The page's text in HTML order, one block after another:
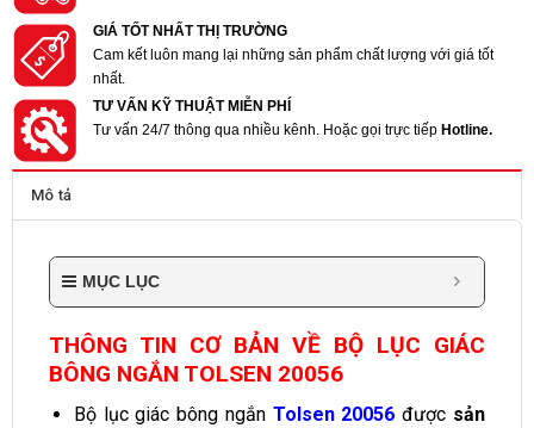
GIÁ TỐT NHẤT THỊ TRƯỜNG
Cam kết luôn mang lại những sản phẩm chất lượng với giá tốt
nhất.
TƯ VẤN KỸ THUẬT MIỄN PHÍ
Tư vấn 24/7 thông qua nhiều kênh. Hoặc gọi trực tiếp Hotline.
Mô tả
MỤC LỤC
THÔNG TIN CƠ BẢN VỀ BỘ LỤC GIÁC
BÔNG NGẮN TOLSEN 20056
Bộ lục giác bông ngắn Tolsen 20056 được sản